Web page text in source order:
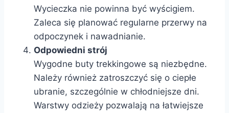
Wycieczka nie powinna być wyścigiem.
Zaleca się planować regularne przerwy na
odpoczynek i nawadnianie.
Odpowiedni strój
Wygodne buty trekkingowe są niezbędne.
Należy również zatroszczyć się o ciepłe
ubranie, szczególnie w chłodniejsze dni.
Warstwy odzieży pozwalają na łatwiejsze